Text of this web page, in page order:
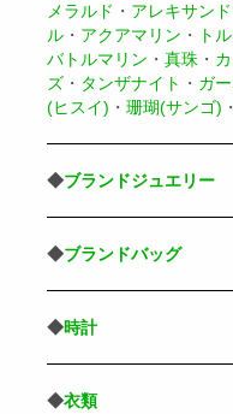
メラルド ・ アレキサン
ル ・ アクアマリン ・ ト
バトルマリン ・ 真珠 ・
ズ ・ タンザナイト ・ ガ
(ヒスイ) ・ 珊瑚(サンゴ) ・
◆ブランドジュエリー
◆ブランドバッグ
◆時計
◆衣類